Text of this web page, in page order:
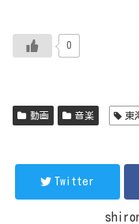
0
動画 音楽 東
Twitter